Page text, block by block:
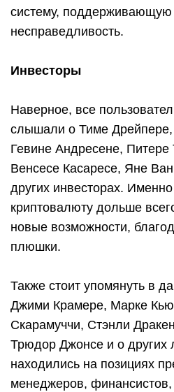
систему, поддерживающую
несправедливость.
Инвесторы
Наверное, все
слышали о Тиме
Гевине Андресене,
Венсесе Касаресе, Яне
других инвесторах.
криптовалюту дольше
новые возможности,
плюшки.
Также стоит упомянуть в
Джими Крамере, Марке
Скарамуччи, Стэнли
Трюдор Джонсе и о других
находились на позициях
менеджеров,